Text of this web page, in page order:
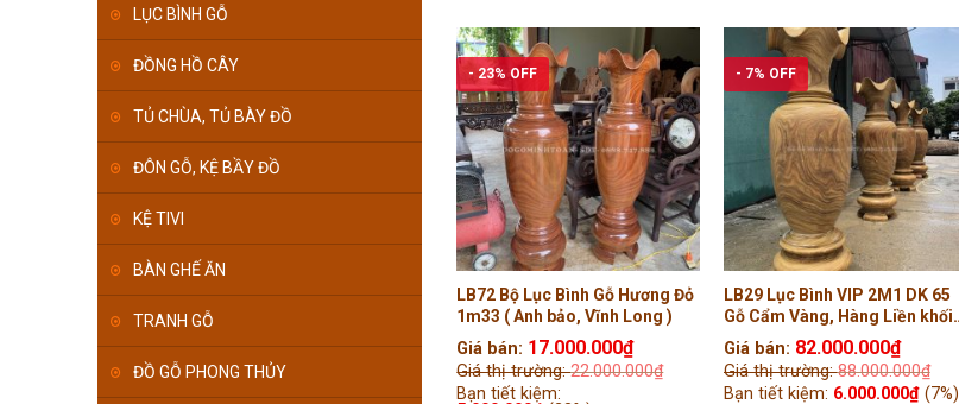
LỤC BÌNH GỖ
ĐỒNG HỒ CÂY
TỦ CHÙA, TỦ BÀY ĐỒ
ĐÔN GỖ, KỆ BẦY ĐỒ
KỆ TIVI
BÀN GHẾ ĂN
TRANH GỖ
ĐỒ GỖ PHONG THỦY
- 23% OFF
LB72 Bộ Lục Bình Gỗ Hương Đỏ
1m33 ( Anh bảo, Vĩnh Long )
Giá bán: 17.000.000₫
Giá thị trường:22.000.000₫
Bạn tiết kiệm:
- 7% OFF
LB29 Lục Bình VIP 2M1 DK 65
Gỗ Cẩm Vàng, Hàng Liền khối
Tiện Tay (Anh Đức , Long An )
Giá bán: 82.000.000₫
Giá thị trường:88.000.000₫
Bạn tiết kiệm: 6.000.000₫ (7%)